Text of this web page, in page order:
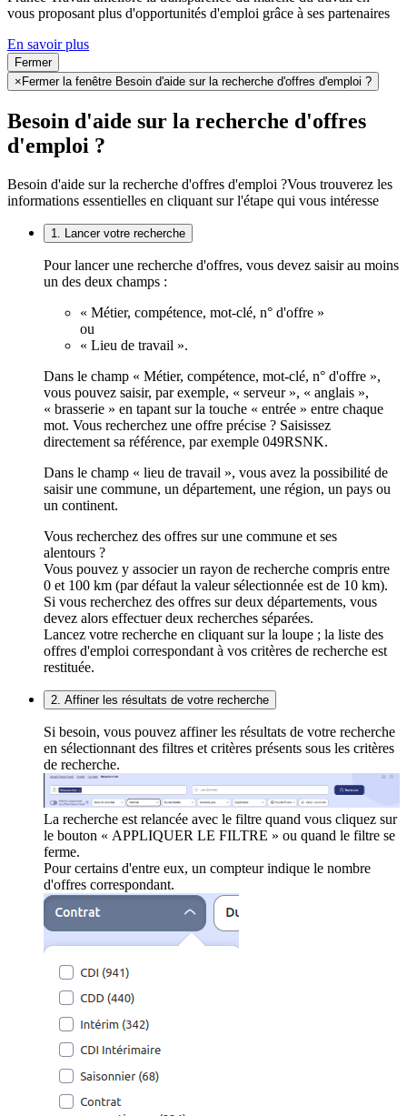
vous proposant plus d'opportunités d'emploi grâce à ses partenaires
En savoir plus
Fermer
× Fermer la fenêtre Besoin d'aide sur la recherche d'offres d'emploi ?
Besoin d'aide sur la recherche d'offres
d'emploi ?
Besoin d'aide sur la recherche d'offres d'emploi ?Vous trouverez les
informations essentielles en cliquant sur l'étape qui vous intéresse
1. Lancer votre recherche
Pour lancer une recherche d'offres, vous devez saisir au moins
un des deux champs :
« Métier, compétence, mot-clé, n° d'offre »
ou
« Lieu de travail ».
Dans le champ « Métier, compétence, mot-clé, n° d'offre »,
vous pouvez saisir, par exemple, « serveur », « anglais »,
« brasserie » en tapant sur la touche « entrée » entre chaque
mot. Vous recherchez une offre précise ? Saisissez
directement sa référence, par exemple 049RSNK.
Dans le champ « lieu de travail », vous avez la possibilité de
saisir une commune, un département, une région, un pays ou
un continent.
Vous recherchez des offres sur une commune et ses
alentours ?
Vous pouvez y associer un rayon de recherche compris entre
0 et 100 km (par défaut la valeur sélectionnée est de 10 km).
Si vous recherchez des offres sur deux départements, vous
devez alors effectuer deux recherches séparées.
Lancez votre recherche en cliquant sur la loupe ; la liste des
offres d'emploi correspondant à vos critères de recherche est
restituée.
2. Affiner les résultats de votre recherche
Si besoin, vous pouvez affiner les résultats de votre recherche
en sélectionnant des filtres et critères présents sous les critères
de recherche.
La recherche est relancée avec le filtre quand vous cliquez sur
le bouton « APPLIQUER LE FILTRE » ou quand le filtre se
ferme.
Pour certains d'entre eux, un compteur indique le nombre
d'offres correspondant.